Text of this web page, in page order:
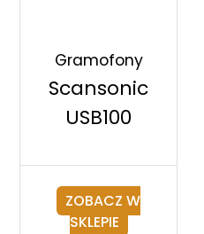
Gramofony
Scansonic
USB100
ZOBACZ W
SKLEPIE